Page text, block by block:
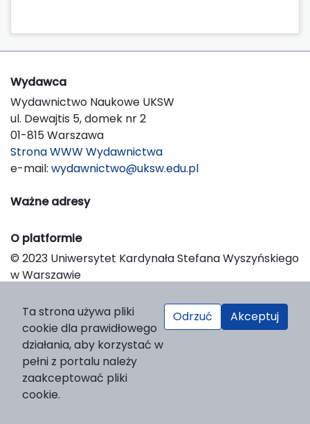
Wydawca
Wydawnictwo Naukowe UKSW
ul. Dewajtis 5, domek nr 2
01-815 Warszawa
Strona WWW Wydawnictwa
e-mail: wydawnictwo@uksw.edu.pl
Ważne adresy
O platformie
© 2023 Uniwersytet Kardynała Stefana Wyszyńskiego
w Warszawie
Platform & Workflow by OJS/PKP
Ta strona używa pliki
cookie dla prawidłowego
działania, aby korzystać w
pełni z portalu należy
zaakceptować pliki
cookie.
Odrzuć Akceptuj